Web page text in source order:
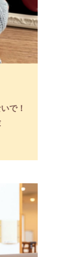
で！